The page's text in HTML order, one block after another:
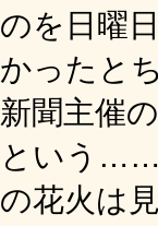
のを日曜
かったと
新聞主催
という
の花火は